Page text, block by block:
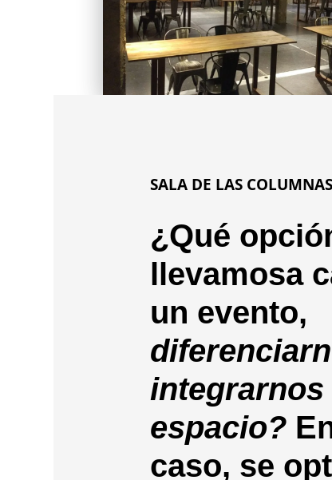
SALA DE LAS COLUMNAS
¿Qué
llevamosa
un evento,
integrarnos
espacio?
caso, se